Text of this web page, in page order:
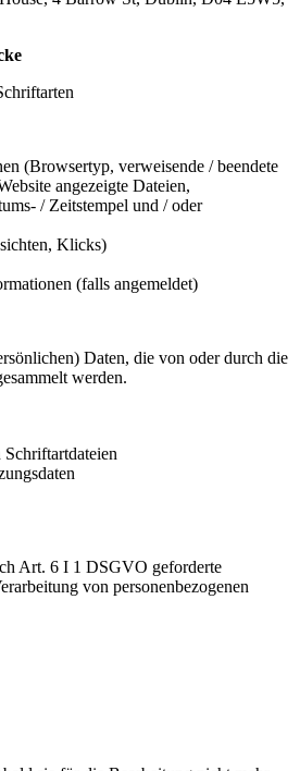
(Browsertyp, verweisende / beendete
angezeigte Dateien,
/ Zeitstempel und / oder
Klicks)
(falls angemeldet)
Daten, die von oder durch die
werden.
Art. 6 I 1 DSGVO geforderte
von personenbezogenen